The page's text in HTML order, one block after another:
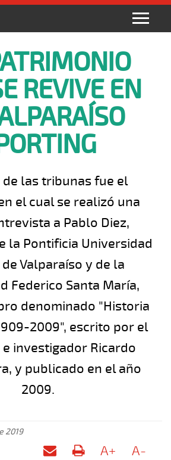
REVIVE EN
de las tribunas fue el
el cual se realizó una
a Pablo Diez,
la Pontificia Universidad
Valparaíso y de la
Federico Santa María,
denominado "Historia
2009", escrito por el
investigador Ricardo
y publicado en el año
2009.
2019
A+ A-